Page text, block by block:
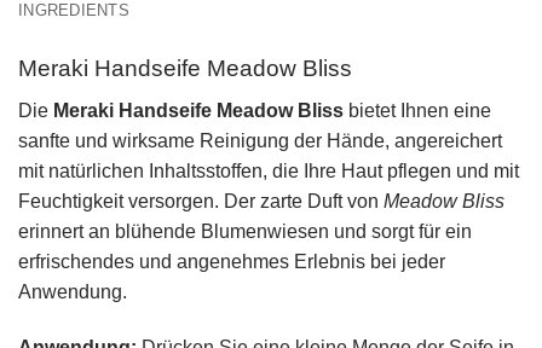
INGREDIENTS
Meraki Handseife Meadow Bliss
Die Meraki Handseife Meadow Bliss bietet Ihnen eine
sanfte und wirksame Reinigung der Hände, angereichert
mit natürlichen Inhaltsstoffen, die Ihre Haut pflegen und mit
Feuchtigkeit versorgen. Der zarte Duft von Meadow Bliss
erinnert an blühende Blumenwiesen und sorgt für ein
erfrischendes und angenehmes Erlebnis bei jeder
Anwendung.